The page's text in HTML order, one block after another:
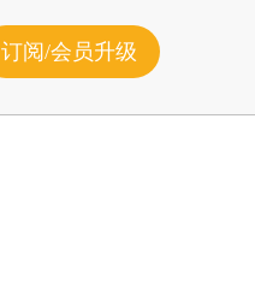
订阅/会员升级